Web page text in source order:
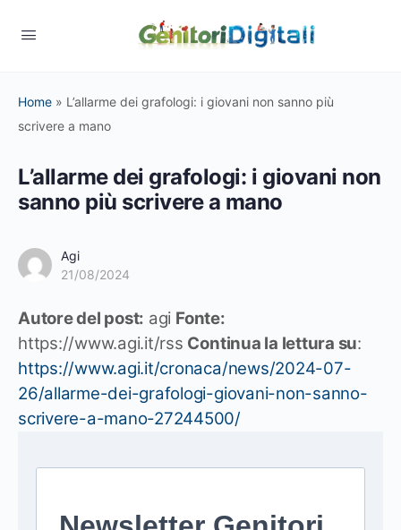
Home » L’allarme dei grafologi: i giovani non sanno più
scrivere a mano
L’allarme dei grafologi: i giovani non
sanno più scrivere a mano
Agi
21/08/2024
Autore del post: agi Fonte:
https://www.agi.it/rss Continua la lettura su:
https://www.agi.it/cronaca/news/2024-07-
26/allarme-dei-grafologi-giovani-non-sanno-
scrivere-a-mano-27244500/